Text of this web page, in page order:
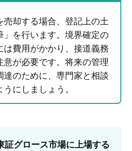
売却する場合、登記上の土
」を行います。境界確定の
費用がかかり、接道義務
意が必要です。将来の管理
達のために、専門家と相談
にしましょう。
証グロース市場に上場する